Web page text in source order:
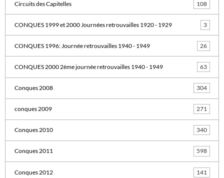
Circuits des Capitelles 108
CONQUES 1999 et 2000 Journées retrouvailles 1920 - 1929 3
CONQUES 1996: Journée retrouvailles 1940 - 1949 26
CONQUES 2000 2ème journée retrouvailles 1940 - 1949 63
Conques 2008 304
conques 2009 271
Conques 2010 340
Conques 2011 598
Conques 2012 141